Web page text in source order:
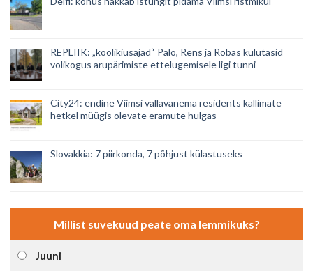
REPLIIK: „koolikiusajad“ Palo, Rens ja Robas kulutasid
volikogus arupärimiste ettelugemisele ligi tunni
City24: endine Viimsi vallavanema residents kallimate
hetkel müügis olevate eramute hulgas
Slovakkia: 7 piirkonda, 7 põhjust külastuseks
Millist suvekuud peate oma lemmikuks?
Juuni